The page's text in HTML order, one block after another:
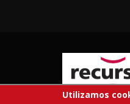
Utilizamos